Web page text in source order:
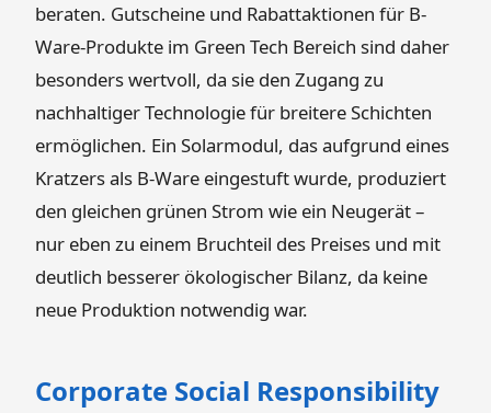
beraten. Gutscheine und Rabattaktionen für B-
Ware-Produkte im Green Tech Bereich sind daher
besonders wertvoll, da sie den Zugang zu
nachhaltiger Technologie für breitere Schichten
ermöglichen. Ein Solarmodul, das aufgrund eines
Kratzers als B-Ware eingestuft wurde, produziert
den gleichen grünen Strom wie ein Neugerät –
nur eben zu einem Bruchteil des Preises und mit
deutlich besserer ökologischer Bilanz, da keine
neue Produktion notwendig war.
Corporate Social Responsibility